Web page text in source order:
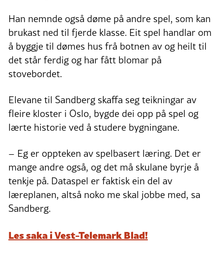
Han nemnde også døme på andre spel, som kan
brukast ned til fjerde klasse. Eit spel handlar om
å byggje til dømes hus frå botnen av og heilt til
det står ferdig og har fått blomar på
stovebordet.
Elevane til Sandberg skaffa seg teikningar av
fleire kloster i Oslo, bygde dei opp på spel og
lærte historie ved å studere bygningane.
– Eg er oppteken av spelbasert læring. Det er
mange andre også, og det må skulane byrje å
tenkje på. Dataspel er faktisk ein del av
læreplanen, altså noko me skal jobbe med, sa
Sandberg.
Les saka i Vest-Telemark Blad!